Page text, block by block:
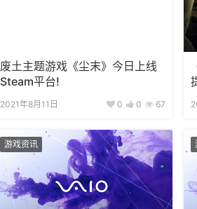
废土主题游戏《尘末》今日上线
Steam平台!
2021年8月11日 0 0 67
游戏资讯